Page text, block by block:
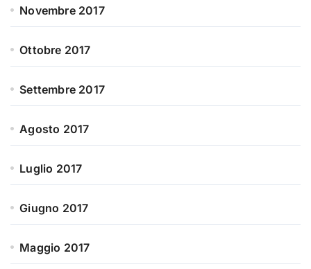
Novembre 2017
Ottobre 2017
Settembre 2017
Agosto 2017
Luglio 2017
Giugno 2017
Maggio 2017